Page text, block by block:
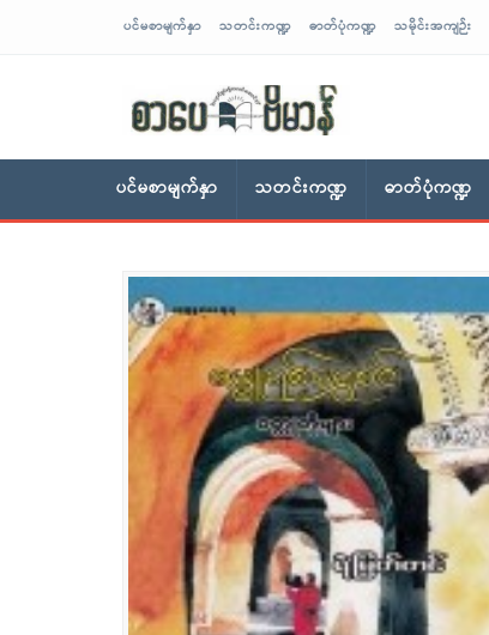
ပင်မစာမျက်နှာ သတင်းကဏ္ဍ ဓာတ်ပုံကဏ္ဍ သမိုင်းအကျဉ်း
ပင်မစာမျက်နှာ သတင်းကဏ္ဍ ဓာတ်ပုံကဏ္ဍ